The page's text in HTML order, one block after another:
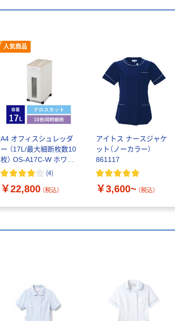
人気商品
A4 オフィスシュレッダ
ー （17L/最大細断枚数10
枚） OS-A17C-W ホワイ
ト アイリスオーヤマ
(4)
￥22,800 （税込）
アイトス ナースジャケ
ット（ノーカラー）
861117
￥3,600~ （税込）